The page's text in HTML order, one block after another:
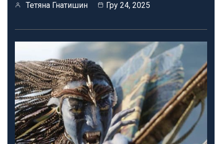
Тетяна Гнатишин Гру 24, 2025